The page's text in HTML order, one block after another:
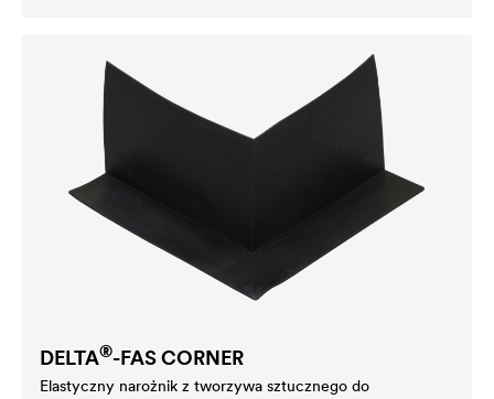
DELTA®-FAS CORNER
Elastyczny narożnik z tworzywa sztucznego do